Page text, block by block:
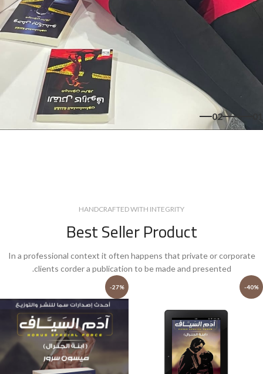
02
HANDCRAFTED WITH INTEGRITY
Best Seller Product
In a professional context it often happens that private or corporate
clients corder a publication to be made and presented.
-40%
-27%